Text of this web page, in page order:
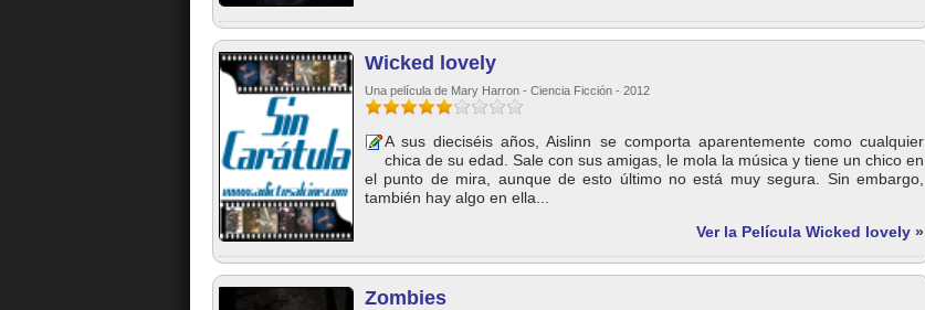
Wicked lovely
Una película de Mary Harron - Ciencia Ficción - 2012
A sus dieciséis años, Aislinn se comporta aparentemente como cualquier
chica de su edad. Sale con sus amigas, le mola la música y tiene un chico en
el punto de mira, aunque de esto último no está muy segura. Sin embargo,
también hay algo en ella...
Ver la Película Wicked lovely »
Zombies